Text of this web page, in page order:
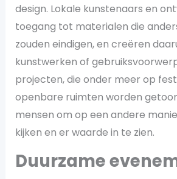
design. Lokale kunstenaars en
toegang tot materialen die
zouden eindigen, en creëren
kunstwerken of
projecten, die onder meer op
openbare ruimten worden
mensen om op een andere
kijken en er waarde in te zien​.
Duurzame